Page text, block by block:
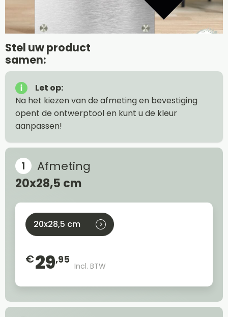
Stel uw product
samen:
Let op:
Na het kiezen van de afmeting en bevestiging
opent de ontwerptool en kunt u de kleur
aanpassen!
Afmeting
20x28,5 cm
20x28,5 cm
€29,95
Incl. BTW